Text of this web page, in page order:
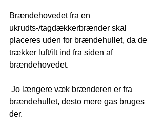
Brændehovedet fra en
ukrudts-/tagdækkerbrænder skal
placeres uden for brændehullet, da de
trækker luft/ilt ind fra siden af
brændehovedet.
Jo længere væk brænderen er fra
brændehullet, desto mere gas bruges
der.